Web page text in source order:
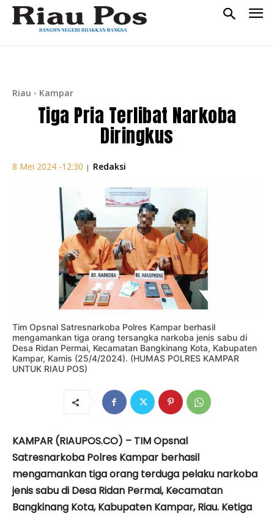
Riau Kampar
Tiga Pria Terlibat Narkoba
Diringkus
8 Mei 2024 -12:30 | Redaksi
Tim Opsnal Satresnarkoba Polres Kampar berhasil
mengamankan tiga orang tersangka narkoba jenis sabu di
Desa Ridan Permai, Kecamatan Bangkinang Kota, Kabupaten
Kampar, Kamis (25/4/2024). (HUMAS POLRES KAMPAR
UNTUK RIAU POS)
KAMPAR (RIAUPOS.CO) – TIM Opsnal
Satresnarkoba Polres Kampar berhasil
mengamankan tiga orang terduga pelaku narkoba
jenis sabu di Desa Ridan Permai, Kecamatan
Bangkinang Kota, Kabupaten Kampar, Riau. Ketiga